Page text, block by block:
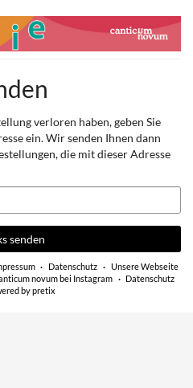
verloren haben, geben Sie
ein. Wir senden Ihnen dann
die mit dieser Adresse
senden
Datenschutz
Unsere Webseite
novum bei Instagram
Datenschutz
by pretix